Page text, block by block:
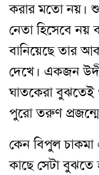
করার মতো নয়।
নেতা হিসেবে
বানিয়েছে তার
দেখে। একজন
ঘাতকেরা বুঝতেই
পুরো তরুণ
কেন বিপুল
কাছে সেটা